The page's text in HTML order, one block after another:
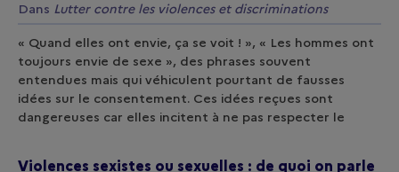
Dans Lutter contre les violences et discriminations
« Quand elles ont envie, ça se voit ! », « Les hommes ont
toujours envie de sexe », des phrases souvent
entendues mais qui véhiculent pourtant de fausses
idées sur le consentement. Ces idées reçues sont
dangereuses car elles incitent à ne pas respecter le
Violences sexistes ou sexuelles : de quoi on parle